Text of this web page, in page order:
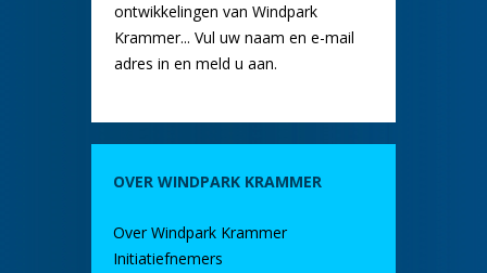
ontwikkelingen van Windpark
Krammer... Vul uw naam en e-mail
adres in en meld u aan.
OVER WINDPARK KRAMMER
Over Windpark Krammer
Initiatiefnemers